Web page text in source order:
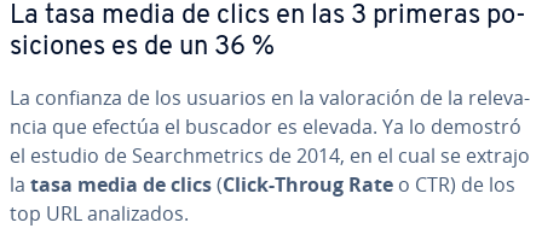
La tasa media de clics en las 3 primeras po­
si­cio­nes es de un 36 %
La confianza de los usuarios en la va­lo­ra­ción de la re­le­va­
n­cia que efectúa el buscador es elevada. Ya lo demostró
el estudio de Sea­r­ch­me­tri­cs de 2014, en el cual se extrajo
la tasa media de clics(Click-Throug Rate o CTR) de los
top URL ana­li­za­dos.